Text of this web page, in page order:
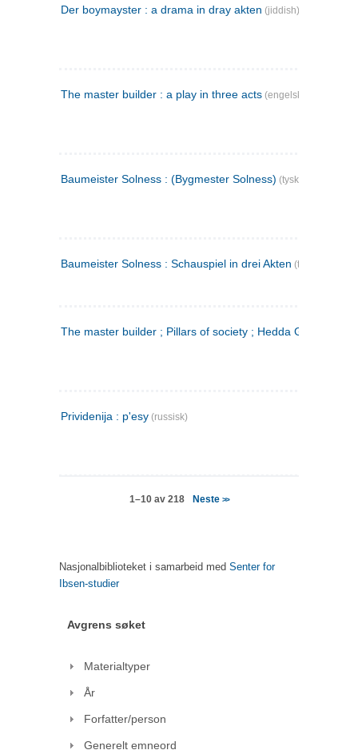
Der boymayster : a drama in dray akten (jiddish)
The master builder : a play in three acts (engelsk)
Baumeister Solness : (Bygmester Solness) (tysk)
Baumeister Solness : Schauspiel in drei Akten (tysk)
The master builder ; Pillars of society ; Hedda Gabler
Prividenija : p'esy (russisk)
1–10 av 218 Neste >>
Nasjonalbiblioteket i samarbeid med Senter for
Ibsen-studier
Avgrens søket
Materialtyper
År
Forfatter/person
Generelt emneord